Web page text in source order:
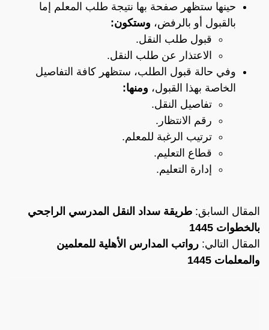
حينها ستظهر صفحة بها نتيجة طلب المعلم إما
بالقبول أو بالرفض، وستكون:
قبول طلب النقل.
الاعتذار عن طلب النقل.
وفي حالة قبول الطلب، ستظهر كافة التفاصيل
الخاصة بهذا القبول، ومنها:
تفاصيل النقل.
رقم الانتظار.
ترتيب الرغبة للمعلم.
قطاع التعليم.
إدارة التعليم.
المقال السابق: طريقة سداد النقل المدرسي الراجحي
بالخطوات 1445
المقال التالي: رواتب المدارس الأهلية للمعلمين
والمعلمات 1445